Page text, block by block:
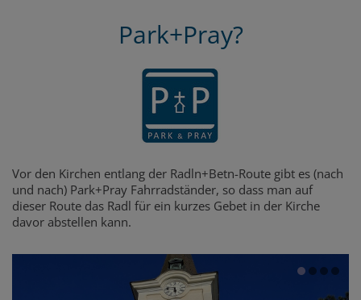
Park+Pray?
Vor den Kirchen entlang der Radln+Betn-Route gibt es (nach
und nach) Park+Pray Fahrradständer, so dass man auf
dieser Route das Radl für ein kurzes Gebet in der Kirche
davor abstellen kann.